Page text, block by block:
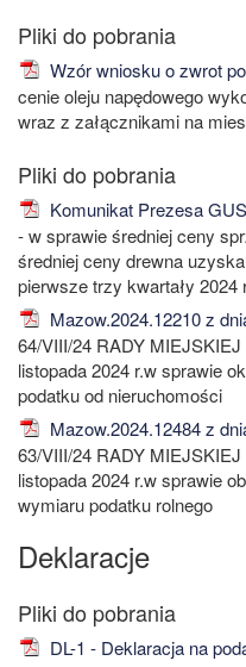
Wzór wniosku o zwrot
cenie oleju napędowego
wraz z załącznikami na
Komunikat Prezesa
- w sprawie średniej ceny
średniej ceny drewna
pierwsze trzy kwartały 2024
Mazow.2024.12210 z
64/VIII/24 RADY
listopada 2024 r.w sprawie
podatku od nieruchomości
Mazow.2024.12484 z
63/VIII/24 RADY
listopada 2024 r.w sprawie
wymiaru podatku rolnego
Deklaracje
DL-1 - Deklaracja na